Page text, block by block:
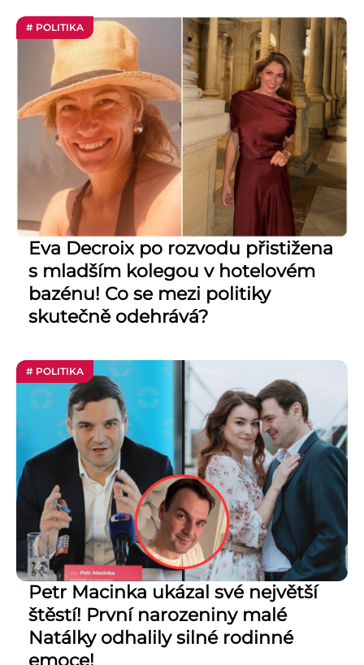
# POLITIKA
Eva Decroix po rozvodu přistižena
s mladším kolegou v hotelovém
bazénu! Co se mezi politiky
skutečně odehrává?
# POLITIKA
Petr Macinka ukázal své největší
štěstí! První narozeniny malé
Natálky odhalily silné rodinné